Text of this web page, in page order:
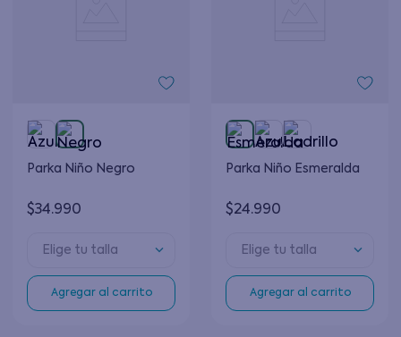
Parka Niño Negro
$34.990
Elige tu talla
Agregar al carrito
Parka Niño Esmeralda
$24.990
Elige tu talla
Agregar al carrito